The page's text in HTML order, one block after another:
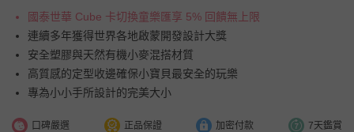
國泰世華 Cube 卡切換童樂匯享 5% 回饋無上限
連續多年獲得世界各地啟蒙開發設計大獎
安全塑膠與天然有機小麥混搭材質
高質感的定型收邊確保小寶貝最安全的玩樂
專為小小手所設計的完美大小
口碑嚴選 正品保證 加密付款 7天鑑賞